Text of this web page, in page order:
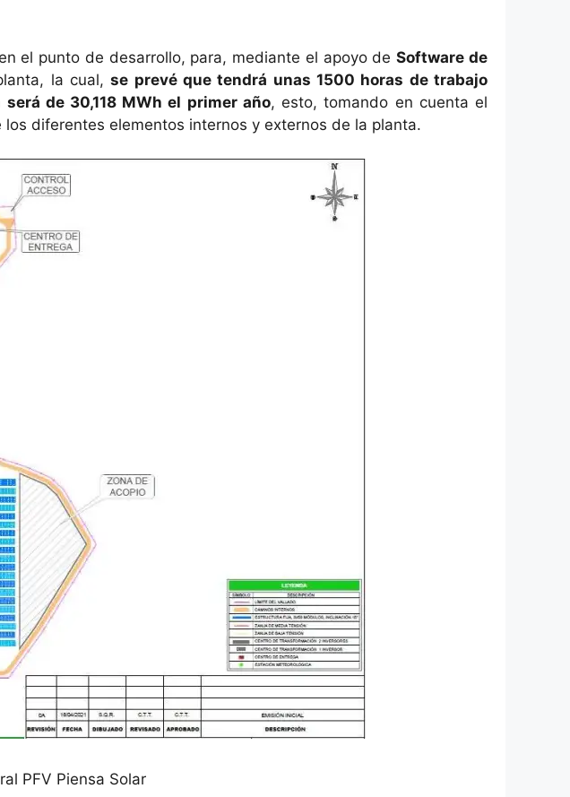
el punto de desarrollo, para, mediante el apoyo deSoftware de
la cual,se prevé que tendrá unas 1500 horas de trabajo
de 30,118 MWh el primer año, esto, tomando en cuenta el
diferentes elementos internos y externos de la planta.
PFV Piensa Solar